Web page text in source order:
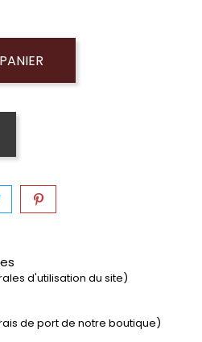
d'utilisation du site)
de port de notre boutique)